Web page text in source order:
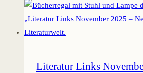
Literatur Links